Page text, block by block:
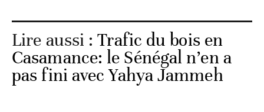
Lire aussi :Trafic du bois en
Casamance: le Sénégal n’en a
pas fini avec Yahya Jammeh